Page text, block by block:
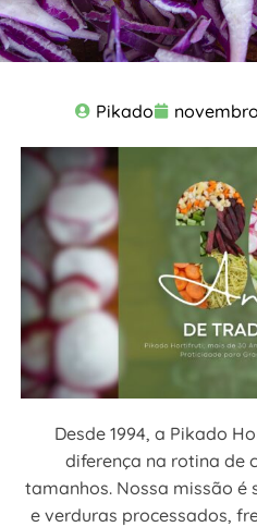
Pikado
Desde 1994, a Pikado
diferença na rotina de
tamanhos. Nossa missão é
e verduras processados,